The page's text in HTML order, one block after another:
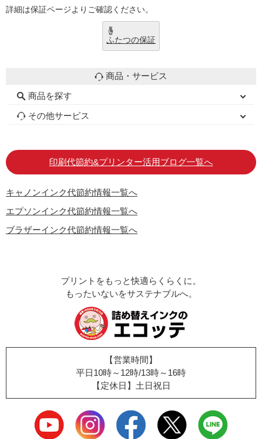
詳細は保証ページよりご確認ください。
ふたつの保証
商品・サービス
商品を探す
初心者用セット
キャノンインク
エプソンインク
ブラザーインク
詰め替えインク
互換インクボトル
互換インクカートリッジ
再生インクカートリッジ
トナーカートリッジ
その他サービス
印刷代節約&プリンター活用ブログ一覧へ
キャノンインク代節約情報一覧へ
エプソンインク代節約情報一覧へ
ブラザーインク代節約情報一覧へ
プリントをもっと快適らくらくに。
もったいないをサステナブルへ。
【営業時間】
平日10時～12時/13時～16時
【定休日】土日祝日